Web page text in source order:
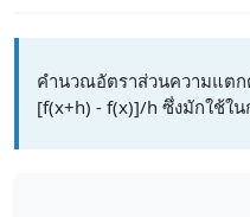
คำนวณอัตราส่วนความแต
[f(x+h) - f(x)]/h ซึ่งมักใช้ใ